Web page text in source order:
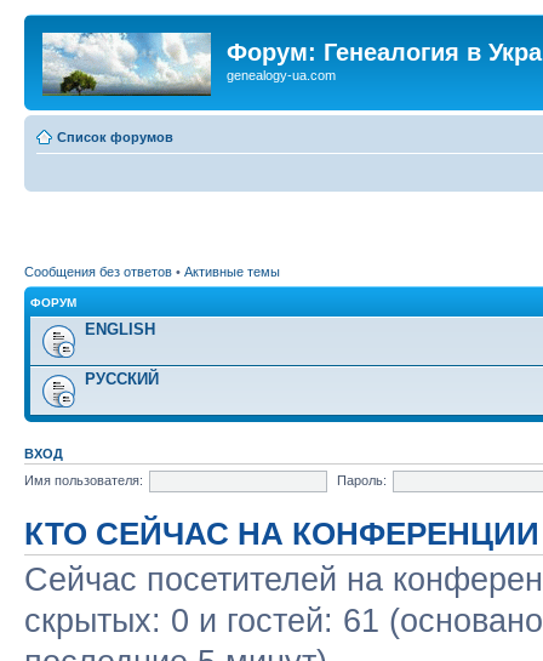
Форум: Генеалогия в
genealogy-ua.com
Список форумов
Сообщения без ответов • Активные темы
ФОРУМ
ENGLISH
РУССКИЙ
ВХОД
Имя пользователя:
Пароль:
КТО СЕЙЧАС НА КОНФЕРЕНЦИИ
Сейчас посетителей на
скрытых: 0 и гостей: 61